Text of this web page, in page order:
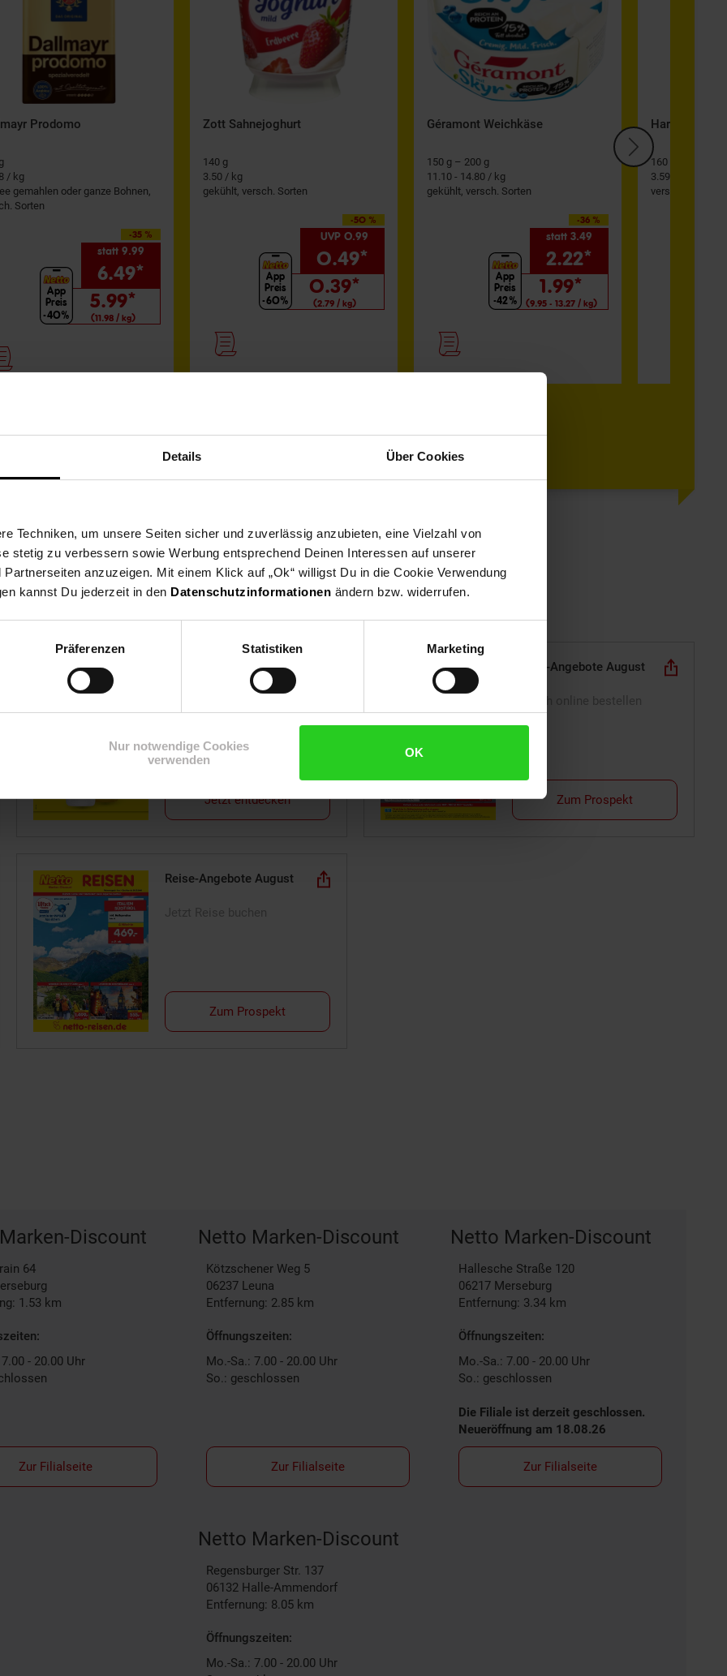
Details Über Cookies
Techniken, um unsere Seiten sicher und zuverlässig anzubieten, eine Vielzahl von
stetig zu verbessern sowie Werbung entsprechend Deinen Interessen auf unserer
anzuzeigen. Mit einem Klick auf „Ok“ willigst Du in die Cookie Verwendung
kannst Du jederzeit in den Datenschutzinformationen ändern bzw. widerrufen.
Präferenzen Statistiken Marketing
Nur notwendige Cookies
verwenden
OK
Prodomo
/ kg
gemahlen oder ganze Bohnen,
Sorten
App
Preis
-40%
-35 %
statt 9.99
6.49*
5.99*
(11.98 / kg)
Zott Sahnejoghurt
140 g
3.50 / kg
gekühlt, versch. Sorten
App
Preis
-60%
-50 %
UVP 0.99
0.49*
0.39*
(2.79 / kg)
Géramont Weichkäse
150 g – 200 g
11.10 - 14.80 / kg
gekühlt, versch. Sorten
App
Preis
-42%
-36 %
statt 3.49
2.22*
1.99*
(9.95 - 13.27 / kg)
Haribo
160 g – 220 g
3.59 - 4.94 / kg
versch. Sorten
Preissenkung auf Dauer
Jetzt entdecken
Online-Angebote August
Zum Prospekt
Reise-Angebote August
Zum Prospekt
Discount
64
1.53 km
- 20.00 Uhr
Zur Filialseite
Netto Marken-Discount
Kötzschener Weg 5
06237 Leuna
Entfernung: 2.85 km
Öffnungszeiten:
Mo.-Sa.: 7.00 - 20.00 Uhr
So.: geschlossen
Zur Filialseite
Netto Marken-Discount
Hallesche Straße 120
06217 Merseburg
Entfernung: 3.34 km
Öffnungszeiten:
Mo.-Sa.: 7.00 - 20.00 Uhr
So.: geschlossen
Die Filiale ist derzeit geschlossen.
Neueröffnung am 18.08.26
Zur Filialseite
Netto Marken-Discount
Regensburger Str. 137
06132 Halle-Ammendorf
Entfernung: 8.05 km
Öffnungszeiten:
Mo.-Sa.: 7.00 - 20.00 Uhr